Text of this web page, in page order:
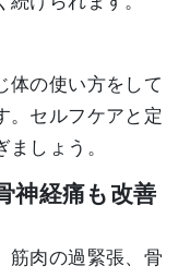
体の使い方をして
。セルフケアと定
しょう。
神経痛も改善
筋肉の過緊張、骨